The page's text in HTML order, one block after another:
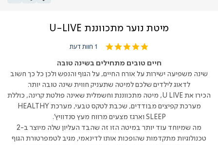
מיטת נוער מתכווננת U-LIVE
5.0
rating
1 חוות דעת
חיים טובים מתחילים בשינה טובה
שינה משפיעה ישירות על אורח החיים, על הגוף והנפש ולכן כל כך חשוב
לדאוג לילדים שלכם למיטה שתעניק חווית שינה טובה יותר.
הכירו את U LIVE, מיטה מתכווננת וחשמלית שאינה פולטת קרינה, כוללת
מערכת קפיצים מבודדים, שכבת לטקס טבעי, מערכת HEALTHY
SLEEP וארגז מצעים מרווח מעץ סנדוויץ'.
מה שמיוחד עוד יותר במיטה הזו זה שהבד העליון שלה מיוצר ב-2
טכנולוגיות מתקדמות שהופכות אותו לדינאמי, מגיב לטמפרטורת הגוף